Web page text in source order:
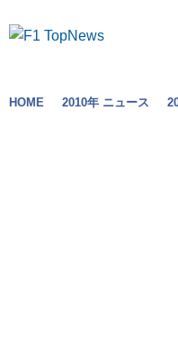
HOME 2010年 ニュース